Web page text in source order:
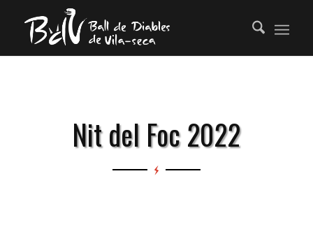
Nit del Foc 2022